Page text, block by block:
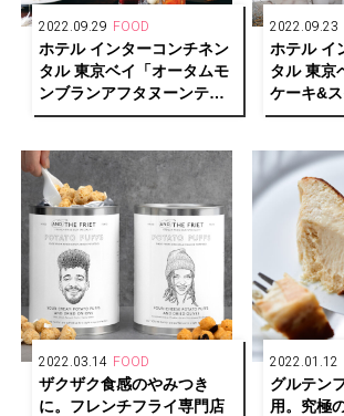
2022.09.29 FOOD
ホテル インターコンチネン
タル 東京ベイ「オータムモ
ンブランアフタヌーンティ
ー」が11/1より提供開始
2022.09.23
ホテル イ
タル 東京
ケーキ&
ョン
2022.03.14 FOOD
ザクザク食感のやみつき
に。フレンチフライ専門店
2022.01.12
グルテン
用。究極